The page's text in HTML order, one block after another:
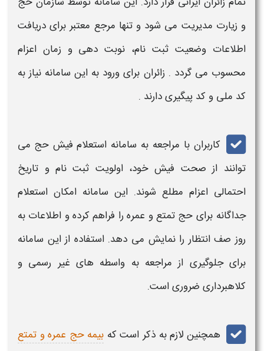
و زیارت مدیریت می شود و تنها مرجع معتبر برای دریافت
اطلاعات وضعیت ثبت نام، نوبت دهی و زمان اعزام
محسوب می گردد . زائران برای ورود به این سامانه نیاز به
کد ملی و کد پیگیری دارند .
کاربران با مراجعه به سامانه استعلام فیش حج می
توانند از صحت فیش خود، اولویت ثبت نام و تاریخ
احتمالی اعزام مطلع شوند. این سامانه امکان استعلام
جداگانه برای حج تمتعو عمره را فراهم کرده و اطلاعات به
روز صف انتظار را نمایش می دهد. استفاده از این سامانه
برای جلوگیری از مراجعه به واسطه های غیر رسمی و
کلاهبرداری ضروری است.
همچنین لازم به ذکر است که بیمه حج عمره و تمتع